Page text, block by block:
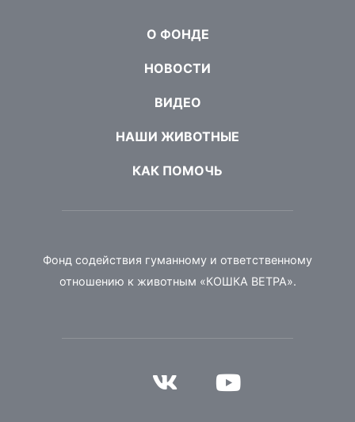
О ФОНДЕ
НОВОСТИ
ВИДЕО
НАШИ ЖИВОТНЫЕ
КАК ПОМОЧЬ
Фонд содействия гуманному и ответственному
отношению к животным «КОШКА ВЕТРА».